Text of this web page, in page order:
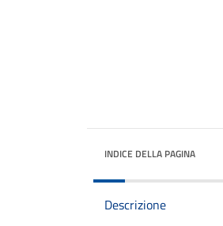
INDICE DELLA PAGINA
Descrizione